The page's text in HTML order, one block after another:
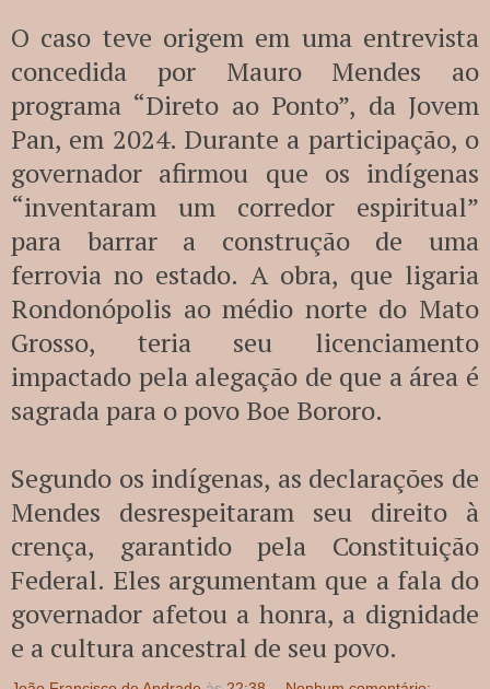
O caso teve origem em uma entrevista
concedida por Mauro Mendes ao
programa “Direto ao Ponto”, da Jovem
Pan, em 2024. Durante a participação, o
governador afirmou que os indígenas
“inventaram um corredor espiritual”
para barrar a construção de uma
ferrovia no estado. A obra, que ligaria
Rondonópolis ao médio norte do Mato
Grosso, teria seu licenciamento
impactado pela alegação de que a área é
sagrada para o povo Boe Bororo.
Segundo os indígenas, as declarações de
Mendes desrespeitaram seu direito à
crença, garantido pela Constituição
Federal. Eles argumentam que a fala do
governador afetou a honra, a dignidade
e a cultura ancestral de seu povo.